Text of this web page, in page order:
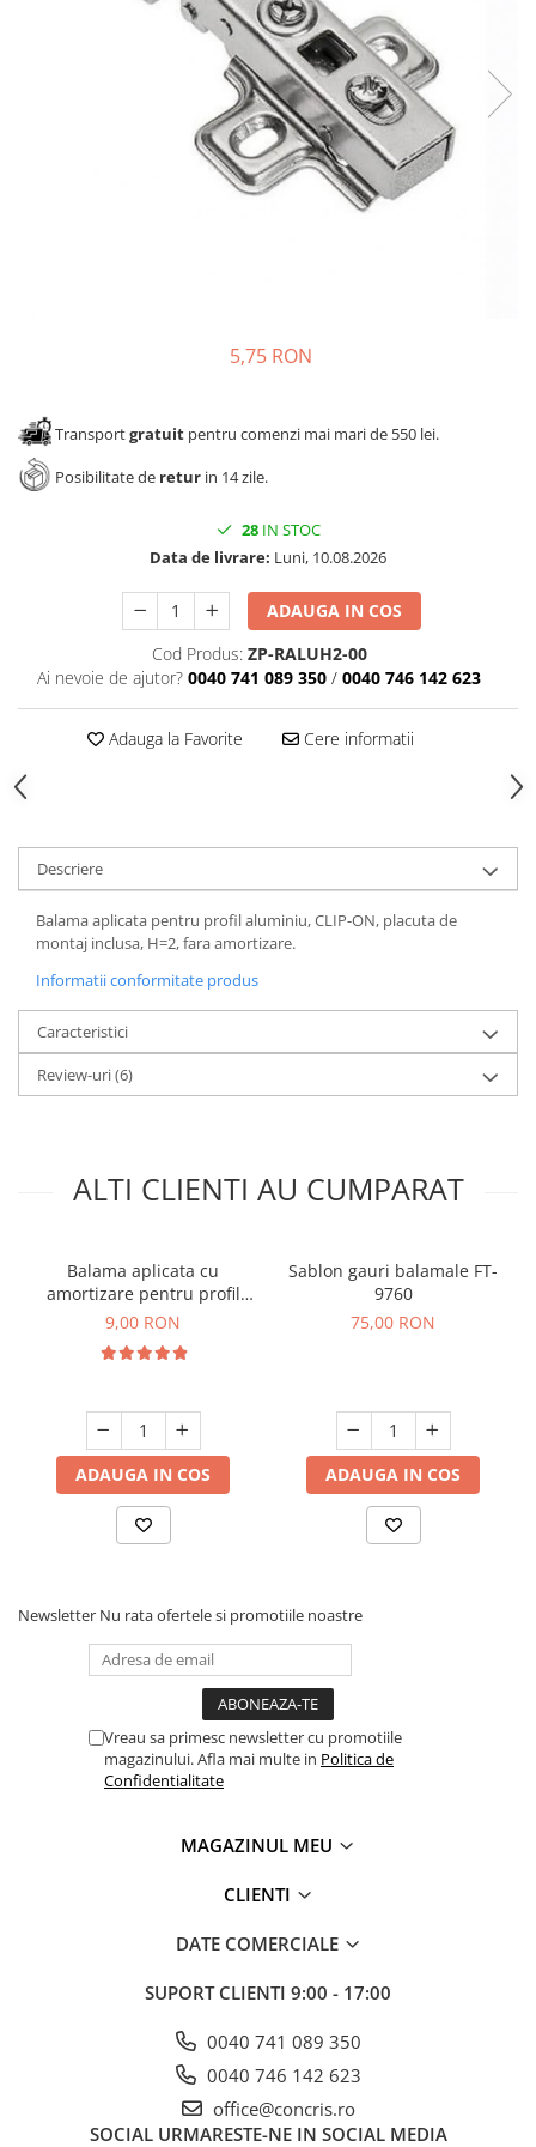
Solutii de curatat & adezivi
Alte accesorii mobila
5,75 RON
Transportgratuit pentru comenzi mai mari de 550 lei.
Posibilitate de retur in 14 zile.
28IN STOC
Data de livrare: Luni, 10.08.2026
ADAUGA IN COS
Cod Produs: ZP-RALUH2-00
Ai nevoie de ajutor? 0040 741 089 350 / 0040 746 142 623
Adauga la Favorite Cere informatii
Descriere
Balama aplicata pentru profil aluminiu, CLIP-ON, placuta de
montaj inclusa, H=2, fara amortizare.
Informatii conformitate produs
Caracteristici
Review-uri(6)
ALTI CLIENTI AU CUMPARAT
Balama aplicata cu
amortizare pentru profil
(rama) aluminiu, placuta de
9,00 RON
ADAUGA IN COS
Sablon gauri balamale FT-
9760
75,00 RON
ADAUGA IN COS
Newsletter Nu rata ofertele si promotiile noastre
Vreau sa primesc newsletter cu promotiile
magazinului. Afla mai multe in Politica de
Confidentialitate
MAGAZINUL MEU
CLIENTI
DATE COMERCIALE
SUPORT CLIENTI 9:00 - 17:00
0040 741 089 350
0040 746 142 623
office@concris.ro
SOCIAL URMARESTE-NE IN SOCIAL MEDIA